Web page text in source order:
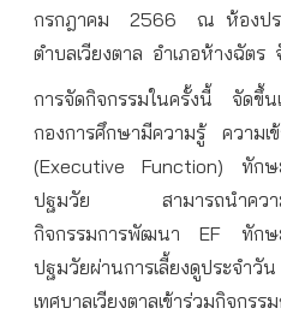
กรกฎาคม
2566 ณ ห้องปร
ตำบลเวียงตาล อำเภอห้างฉัตร
การจัดกิจกรรมในครั้งนี้
จัดขึ้น
กองการศึกษามีความรู้
ความเ
(Executive Function) ทักษ
ปฐมวัย
สามารถนำคว
กิจกรรมการพัฒนา EF ทักษ
ปฐมวัยผ่านการเลี้ยงดูประจำวัน
เทศบาลเวียงตาลเข้าร่วมกิจกรร